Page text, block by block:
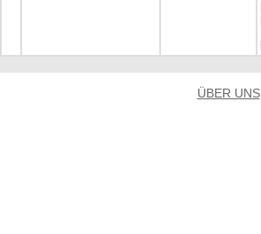
ÜBER UNS